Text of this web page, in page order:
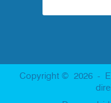
Copyright © 2026 -